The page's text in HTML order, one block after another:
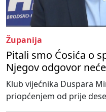
Županija
Pitali smo Ćosića o
Njegov odgovor
Klub vijećnika Duspara
priopćenjem od prije